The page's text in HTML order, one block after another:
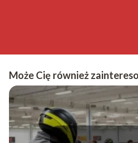
Może Cię również